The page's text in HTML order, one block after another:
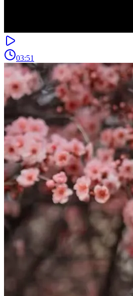
03:51